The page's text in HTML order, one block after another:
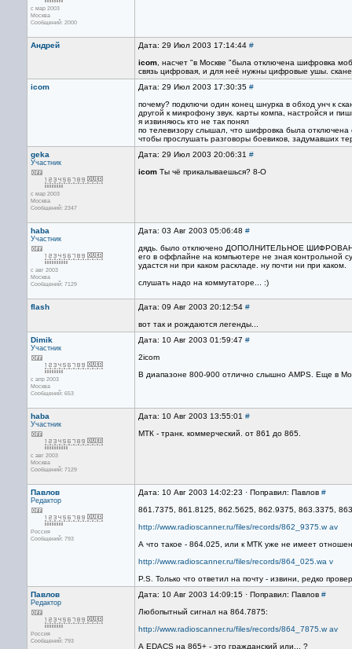
с мар 2003
Москва
Сообщений: 2000
Андрей Дата: 29 Июл 2003 17:14:44 #
icom , насчет "в Москве "была отключена шифровка
связь цифровая, и для неё нужны цифровые ушы.
icom
Дата: 29 Июл 2003 17:30:35 #
почему? подключи один конец шнурка в обход унч к
другой к микрофону звук. карты компа, настройся и
я извиняюсь кто не так понял
по телевизору слышал, что шифровка была отключена
чтобы прослушать разговоры боевиков, задумавших
geka
Участник
с мар 2003
Москва
Сообщений: 2347
Дата: 29 Июл 2003 20:06:31 #
icom Ты чё прикалываешься? 8-O
haba
Участник
с авг 2003
Москва
Сообщений: 7129
Дата: 03 Авг 2003 05:06:48 #
дядь. было отключено ДОПОЛНИТЕЛЬНОЕ
его в оффлайне на компьютере не зная контрольной
удастся ни при каком раскладе. ну почти ни при каком.
слушать надо на коммутаторе... :)
flash Дата: 09 Авг 2003 20:12:54 #
вот так и рождаются легенды...
Dimik
Участник
с апр 2003
Москва
Сообщений: 653
Дата: 10 Авг 2003 01:59:47 #
2icom
В диапазоне 800-900 отлично слышно AMPS. Еще в
haba
Участник
с авг 2003
Москва
Сообщений: 7129
Дата: 10 Авг 2003 13:55:01 #
МТК - транк. коммерческий. от 861 до 865.
Павлов
Редактор
Россия
Сообщений: 793
Дата: 10 Авг 2003 14:02:23 · Поправил: Павлов #
861.7375, 861.8125, 862.5625, 862.9375, 863.3375,
http://www.radioscanner.ru/files/records/862_9375.w av
А что такое - 864.025, или к МТК уже не имеет
http://www.radioscanner.ru/files/records/864_025.wa v
P.S. Только что ответил на почту - извини, редко
Павлов
Редактор
Россия
Сообщений: 793
Дата: 10 Авг 2003 14:09:15 · Поправил: Павлов #
Любопытный сигнал на 864.7875:
http://www.radioscanner.ru/files/records/864_7875.w av
А EDACS на 865+ - это гражданский или... ?